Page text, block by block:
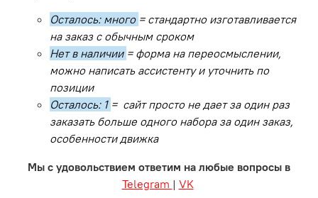
Осталось: много = стандартно изготавливается
на заказ с обычным сроком
Нет в наличии = форма на переосмыслении,
можно написать ассистенту и уточнить по
позиции
Осталось: 1 = сайт просто не дает за один раз
заказать больше одного набора за один заказ,
особенности движка
Мы с удовольствием ответим на любые вопросы в
Telegram | VK